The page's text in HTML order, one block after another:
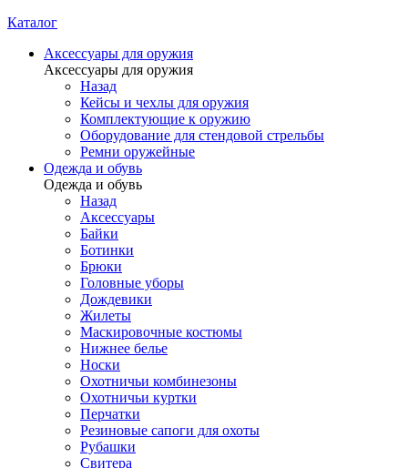
Каталог
Аксессуары для оружия
Аксессуары для оружия
Назад
Кейсы и чехлы для оружия
Комплектующие к оружию
Оборудование для стендовой стрельбы
Ремни оружейные
Одежда и обувь
Одежда и обувь
Назад
Аксессуары
Байки
Ботинки
Брюки
Головные уборы
Дождевики
Жилеты
Маскировочные костюмы
Нижнее белье
Носки
Охотничьи комбинезоны
Охотничьи куртки
Перчатки
Резиновые сапоги для охоты
Рубашки
Свитера